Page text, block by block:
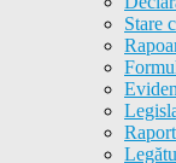
Stare